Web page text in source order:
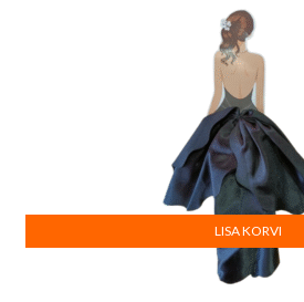
LISA KORVI